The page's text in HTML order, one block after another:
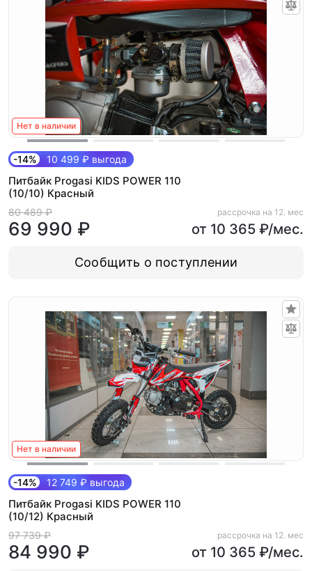
Нет в наличии
-14% 10 499 ₽ выгода
Питбайк Progasi KIDS POWER 110
(10/10) Красный
80 489 ₽
69 990 ₽
рассрочка на 12. мес
от 10 365 ₽/мес.
Сообщить о поступлении
Нет в наличии
-14% 12 749 ₽ выгода
Питбайк Progasi KIDS POWER 110
(10/12) Красный
97 739 ₽
84 990 ₽
рассрочка на 12. мес
от 10 365 ₽/мес.